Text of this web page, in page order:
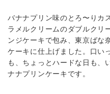
バナナプリン味のとろ〜りカ
ラメルクリームのダブルクリ
ンジケーキで包み、東京ばな
ケーキに仕上げました。口い
も、ちょっとハードな日も、
ナナプリンケーキです。